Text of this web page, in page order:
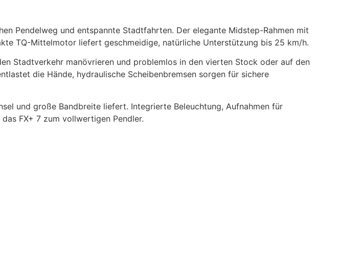
Pendelweg und entspannte Stadtfahrten. Der elegante Midstep-Rahmen mit
TQ-Mittelmotor liefert geschmeidige, natürliche Unterstützung bis 25 km/h.
Stadtverkehr manövrieren und problemlos in den vierten Stock oder auf den
die Hände, hydraulische Scheibenbremsen sorgen für sichere
und große Bandbreite liefert. Integrierte Beleuchtung, Aufnahmen für
FX+ 7 zum vollwertigen Pendler.